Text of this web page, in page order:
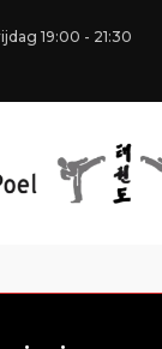
19:00 - 21:30